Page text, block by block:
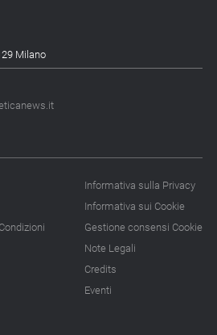
Milano
Informativa sulla Privacy
Informativa sui Cookie
Gestione consensi Cookie
Note Legali
Credits
Eventi